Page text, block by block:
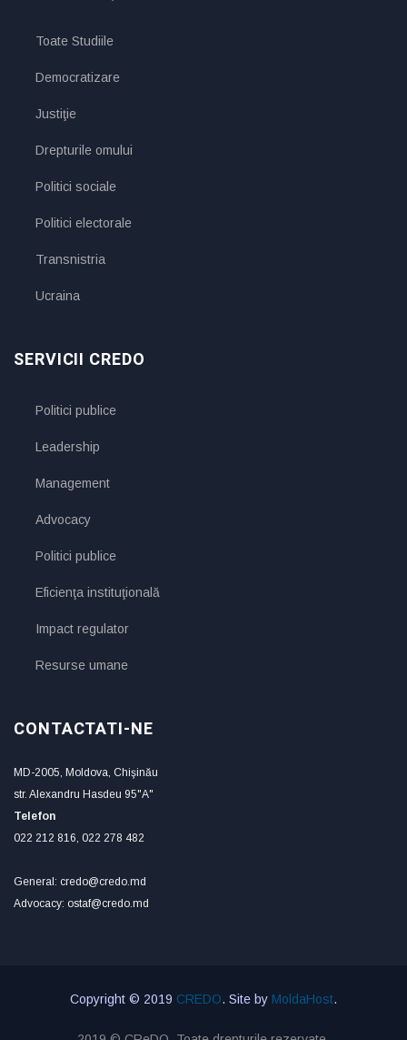
Toate Studiile
Democratizare
Justiţie
Drepturile omului
Politici sociale
Politici electorale
Transnistria
Ucraina
SERVICII CREDO
Politici publice
Leadership
Management
Advocacy
Politici publice
Eficienţa instituţională
Impact regulator
Resurse umane
CONTACTATI-NE
MD-2005, Moldova, Chişinău
str. Alexandru Hasdeu 95"A"
Telefon
022 212 816, 022 278 482
General: credo@credo.md
Advocacy: ostaf@credo.md
Copyright © 2019 CREDO. Site by MoldaHost.